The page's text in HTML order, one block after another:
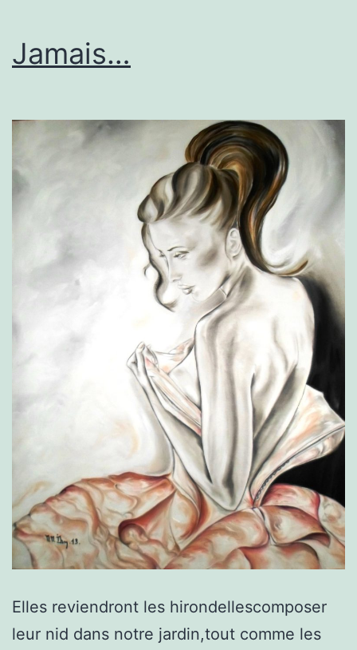
Jamais…
Elles reviendront les hirondellescomposer
leur nid dans notre jardin,tout comme les